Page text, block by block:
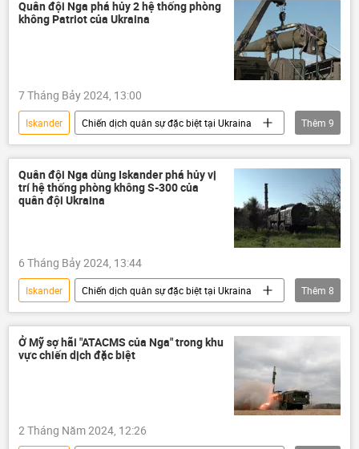
Quân đội Nga
Ukraina
Cuộc khủng hoảng ở Ukraina
Iskander-M
Báo chí thế giới
Quân đội Nga phá hủy 2 hệ thống phòng
không Patriot của Ukraina
7 Tháng Bảy 2024, 13:00
Iskander
Chiến dịch quân sự đặc biệt tại Ukraina
Nga
Quân đội Nga
Ukraina
Cuộc khủng hoảng ở Ukraina
xung đột quân sự
xung đột
Thêm 9
Quân đội Nga dùng Iskander phá hủy vị
trí hệ thống phòng không S-300 của
quân đội Ukraina
6 Tháng Bảy 2024, 13:44
Iskander
Chiến dịch quân sự đặc biệt tại Ukraina
Nga
Ukraina
Cuộc khủng hoảng ở Ukraina
Iskander-M
Thế giới
thông tin
Thêm 8
Ở Mỹ sợ hãi "ATACMS của Nga" trong khu
vực chiến dịch đặc biệt
2 Tháng Năm 2024, 12:26